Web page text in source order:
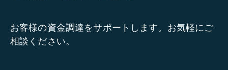
お客様の資金調達をサポートします。お気軽にご
相談ください。